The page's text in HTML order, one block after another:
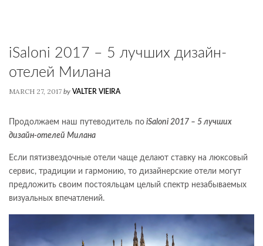
iSaloni 2017 – 5 лучших дизайн-
отелей Милана
MARCH 27, 2017 by VALTER VIEIRA
Продолжаем наш путеводитель по iSaloni 2017 – 5 лучших
дизайн-отелей Милана
Если пятизвездочные отели чаще делают ставку на люксовый
сервис, традиции и гармонию, то дизайнерские отели могут
предложить своим постояльцам целый спектр незабываемых
визуальных впечатлений.